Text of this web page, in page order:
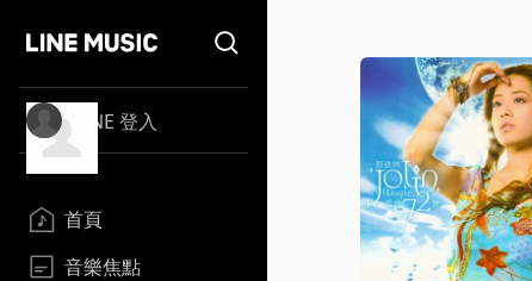
LINE 登入
首頁
音樂焦點